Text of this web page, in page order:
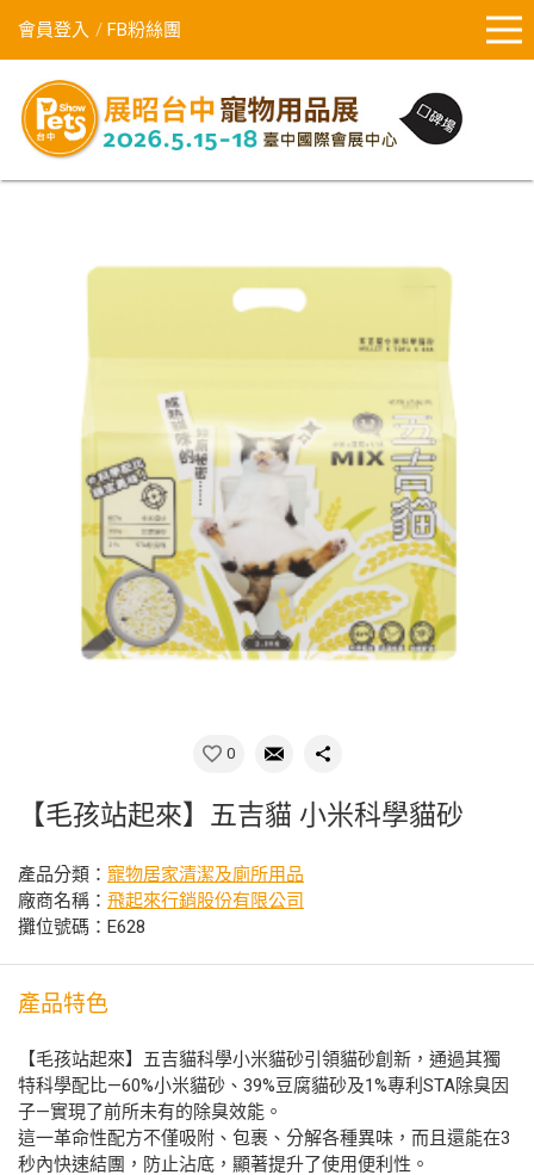
會員登入 FB粉絲團
0
【毛孩站起來】五吉貓 小米科學貓砂
產品分類： 寵物居家清潔及廁所用品
廠商名稱： 飛起來行銷股份有限公司
攤位號碼：E628
產品特色
【毛孩站起來】五吉貓科學小米貓砂引領貓砂創新，通過其獨
特科學配比—60%小米貓砂、39%豆腐貓砂及1%專利STA除臭因
子—實現了前所未有的除臭效能。
這一革命性配方不僅吸附、包裹、分解各種異味，而且還能在3
秒內快速結團，防止沾底，顯著提升了使用便利性。